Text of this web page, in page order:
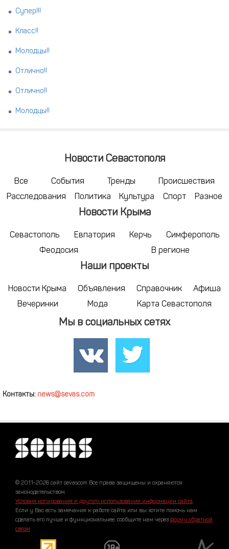
Супер!!!
Класс!!
Молодцы!!
Отлично!!
Отлично!!
Молодцы!!
Новости Севастополя
Все События Тренды
Происшествия
Расследования
Политика Культура Спорт Разное
Новости Крыма
Севастополь Евпатория Керчь
Симферополь
Феодосия
В регионе
Наши проекты
Новости Крыма Объявления Справочник
Афиша
Вечеринки
Мода Карта Севастополя
Мы в социальных сетях
Контакты: news@sevas.com
© 2011-2026 сайт sevascom Все права защищены и охраняются
законодательством.
Условия копирования и другого использования информации сайта.
Если у Вас есть замечания к работе сайта или вы хотите помочь нам
сделать его лучше и функциональнее, сообщите нам через форму обратной
связи